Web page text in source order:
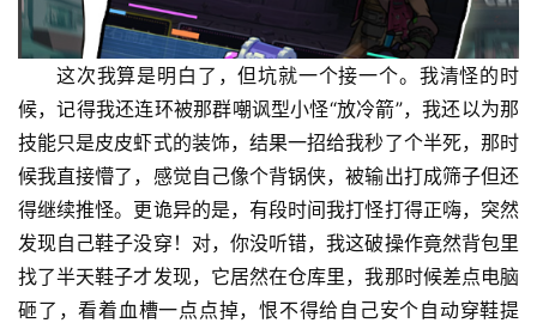
这次我算是明白了，但坑就一个接一个。我清怪的时
候，记得我还连环被那群嘲讽型小怪“放冷箭”，我还以为那
技能只是皮皮虾式的装饰，结果一招给我秒了个半死，那时
候我直接懵了，感觉自己像个背锅侠，被输出打成筛子但还
得继续推怪。更诡异的是，有段时间我打怪打得正嗨，突然
发现自己鞋子没穿！对，你没听错，我这破操作竟然背包里
找了半天鞋子才发现，它居然在仓库里，我那时候差点电脑
砸了，看着血槽一点点掉，恨不得给自己安个自动穿鞋提